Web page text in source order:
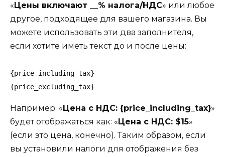
« Цены включают __% налога/НДС» или любое
другое, подходящее для вашего магазина. Вы
можете использовать эти два заполнителя,
если хотите иметь текст до и после цены:
{price_including_tax}
{price_excluding_tax}
Например: « Цена с НДС: {price_including_tax}»
будет отображаться как: « Цена с НДС: $15»
(если это цена, конечно). Таким образом, если
вы установили налоги для отображения без